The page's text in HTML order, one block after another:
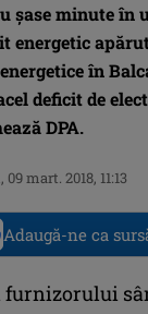
şase minute în
energetic
în
deficit de
DPA.
mart. 2018, 11:13
Adaugă-ne ca